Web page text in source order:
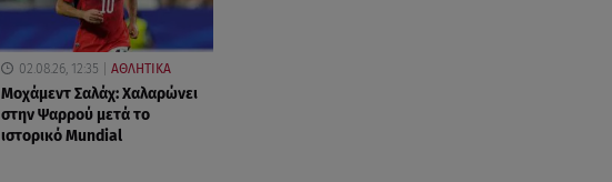
02.08.26, 12:35 ΑΘΛΗΤΙΚΑ
Μοχάμεντ Σαλάχ: Χαλαρώνει
στην Ψαρρού μετά το
ιστορικό Mundial